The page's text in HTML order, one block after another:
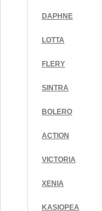
DAPHNE
LOTTA
FLERY
SINTRA
BOLERO
ACTION
VICTORIA
XENIA
KASIOPEA